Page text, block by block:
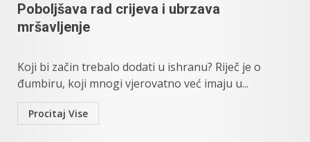
Poboljšava rad crijeva i ubrzava
mršavljenje
Koji bi začin trebalo dodati u ishranu? Riječ je o
đumbiru, koji mnogi vjerovatno već imaju u...
Procitaj Vise